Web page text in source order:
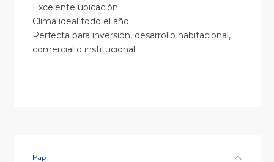
Excelente ubicación
Clima ideal todo el año
Perfecta para inversión, desarrollo habitacional,
comercial o institucional
Map